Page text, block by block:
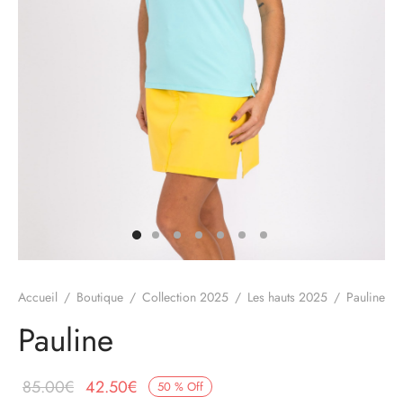
Accueil / Boutique / Collection 2025 / Les hauts 2025 / Pauline
Pauline
50 % Off
85.00€ Le prix
42.50€ Le prix